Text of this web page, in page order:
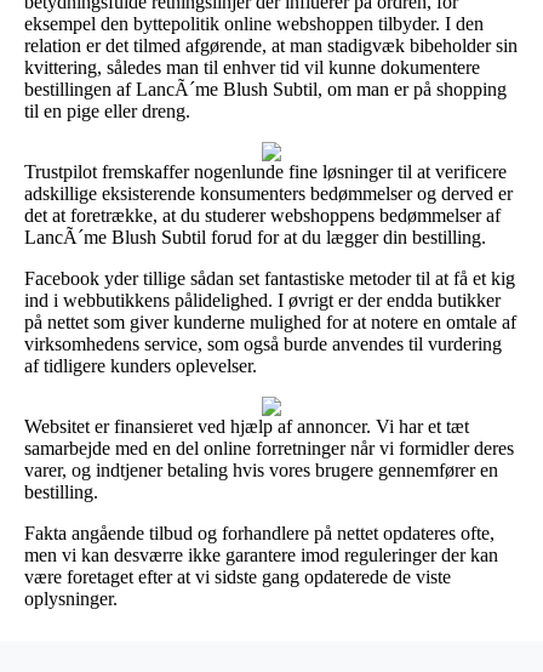
eksempel den byttepolitik online webshoppen tilbyder. I den
relation er det tilmed afgørende, at man stadigvæk bibeholder sin
kvittering, således man til enhver tid vil kunne dokumentere
bestillingen af LancÃ´me Blush Subtil, om man er på shopping
til en pige eller dreng.
Trustpilot fremskaffer nogenlunde fine løsninger til at verificere
adskillige eksisterende konsumenters bedømmelser og derved er
det at foretrække, at du studerer webshoppens bedømmelser af
LancÃ´me Blush Subtil forud for at du lægger din bestilling.
Facebook yder tillige sådan set fantastiske metoder til at få et kig
ind i webbutikkens pålidelighed. I øvrigt er der endda butikker
på nettet som giver kunderne mulighed for at notere en omtale af
virksomhedens service, som også burde anvendes til vurdering
af tidligere kunders oplevelser.
Websitet er finansieret ved hjælp af annoncer. Vi har et tæt
samarbejde med en del online forretninger når vi formidler deres
varer, og indtjener betaling hvis vores brugere gennemfører en
bestilling.
Fakta angående tilbud og forhandlere på nettet opdateres ofte,
men vi kan desværre ikke garantere imod reguleringer der kan
være foretaget efter at vi sidste gang opdaterede de viste
oplysninger.